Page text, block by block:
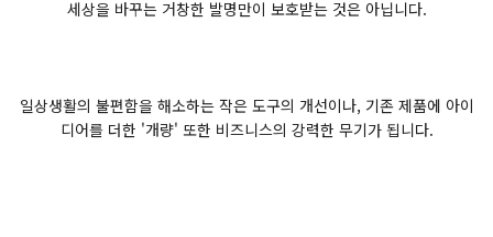
세상을 바꾸는 거창한 발명만이 보호받는 것은 아닙니다.
일상생활의 불편함을 해소하는 작은 도구의 개선이나, 기존 제품에 아이
디어를 더한 '개량' 또한 비즈니스의 강력한 무기가 됩니다.